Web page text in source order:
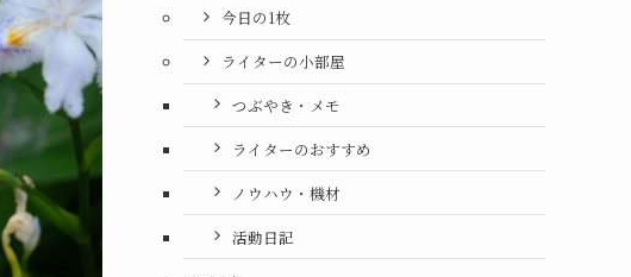
今日の1枚
ライターの小部屋
つぶやき・メモ
ライターのおすすめ
ノウハウ・機材
活動日記